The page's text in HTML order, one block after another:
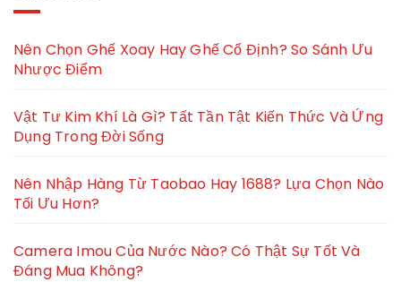
Nên Chọn Ghế Xoay Hay Ghế Cố Định? So Sánh Ưu
Nhược Điểm
Vật Tư Kim Khí Là Gì? Tất Tần Tật Kiến Thức Và Ứng
Dụng Trong Đời Sống
Nên Nhập Hàng Từ Taobao Hay 1688? Lựa Chọn Nào
Tối Ưu Hơn?
Camera Imou Của Nước Nào? Có Thật Sự Tốt Và
Đáng Mua Không?